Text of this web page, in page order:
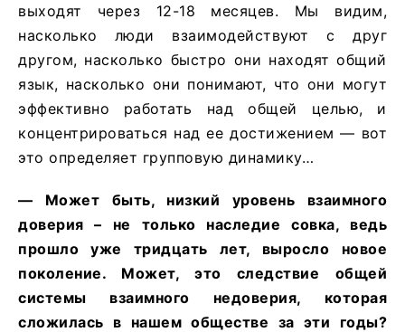
выходят через 12-18 месяцев. Мы видим,
насколько люди взаимодействуют с друг
другом, насколько быстро они находят общий
язык, насколько они понимают, что они могут
эффективно работать над общей целью, и
концентрироваться над ее достижением — вот
это определяет групповую динамику…
— Может быть, низкий уровень взаимного
доверия – не только наследие совка, ведь
прошло уже тридцать лет, выросло новое
поколение. Может, это следствие общей
системы взаимного недоверия, которая
сложилась в нашем обществе за эти годы?